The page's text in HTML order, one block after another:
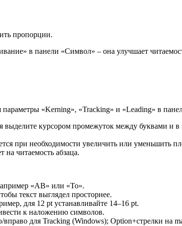
пропорции.
в панели «Символ» – она улучшает
«Kerning», «Tracking» и «Leading» в
курсором промежуток между буквами и в
при необходимости увеличить или уменьшить
на читаемость абзаца.
«АВ» или «То».
текст выглядел просторнее.
для 12 pt устанавливайте 14–16 pt.
к наложению символов.
для Tracking (Windows); Option+стрелки на